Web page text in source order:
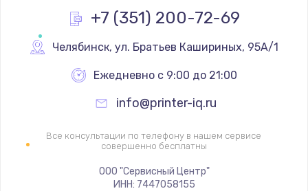
+7 (351) 200-72-69
Челябинск, ул. Братьев Кашириных, 95А/1
Ежедневно с 9:00 до 21:00
info@printer-iq.ru
Все консультации по телефону в нашем сервисе
совершенно бесплатны
ООО "Сервисный Центр"
ИНН: 7447058155